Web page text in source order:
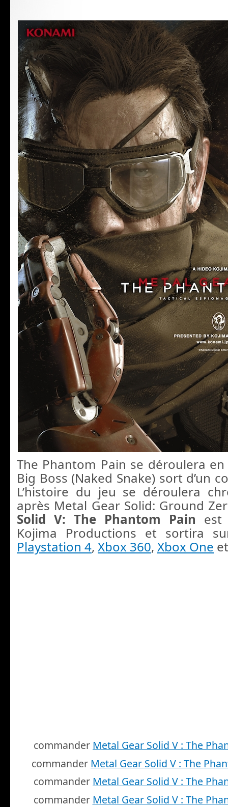
The Phantom Pain se déroulera
Big Boss (Naked Snake) sort d’un
L’histoire du jeu se déroulera
après Metal Gear Solid: Ground
Solid V: The Phantom Pain est
Kojima Productions et sortira
Playstation 4, Xbox 360, Xbox One
commander Metal Gear Solid V : The
commander Metal Gear Solid V : The
commander Metal Gear Solid V : The
commander Metal Gear Solid V : The